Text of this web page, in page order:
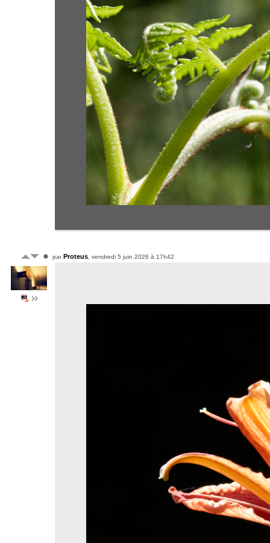
parProteus , vendredi 5 juin 2026 à 17h42